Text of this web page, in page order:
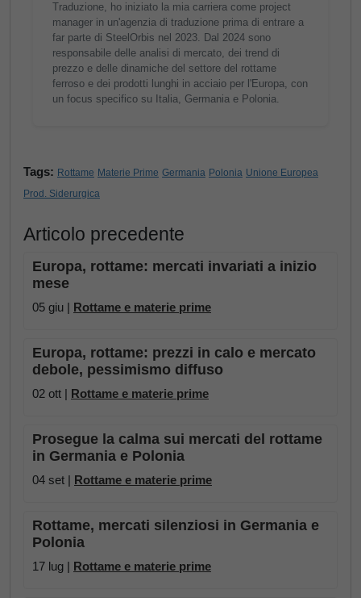
Traduzione, ho iniziato la mia carriera come project
manager in un'agenzia di traduzione prima di entrare a
far parte di SteelOrbis nel 2023. Dal 2024 sono
responsabile delle analisi di mercato, dei trend di
prezzo e delle dinamiche del settore del rottame
ferroso e dei prodotti lunghi in acciaio per l'Europa, con
un focus specifico su Italia, Germania e Polonia.
Tags: Rottame Materie Prime Germania Polonia Unione Europea
Prod. Siderurgica
Articolo precedente
Europa, rottame: mercati invariati a inizio
mese
05 giu | Rottame e materie prime
Europa, rottame: prezzi in calo e mercato
debole, pessimismo diffuso
02 ott | Rottame e materie prime
Prosegue la calma sui mercati del rottame
in Germania e Polonia
04 set | Rottame e materie prime
Rottame, mercati silenziosi in Germania e
Polonia
17 lug | Rottame e materie prime